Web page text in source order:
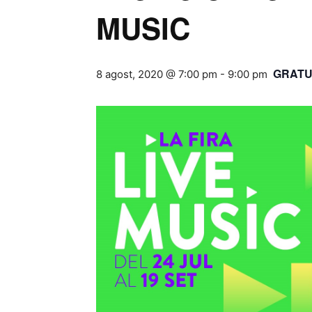
MUSIC
8 agost, 2020 @ 7:00 pm - 9:00 pm